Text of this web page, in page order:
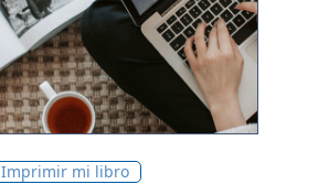
Imprimir mi libro